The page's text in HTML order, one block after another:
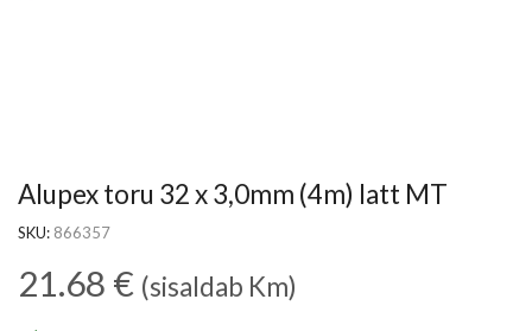
Alupex toru 32 x 3,0mm (4m) latt MT
SKU: 866357
21.68 € (sisaldab Km)